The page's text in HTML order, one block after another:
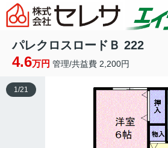
パレクロスロードＢ 222
4.6万円 管理/共益費 2,200円
1/21